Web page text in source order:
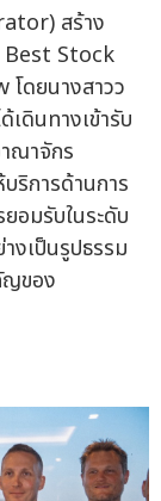
สร้าง
Best Stock
ดยนางสาวว
เดินทางเข้ารับ
ณาจักร
ริการด้านการ
อมรับในระดับ
งเป็นรูปธรรม
ญของ